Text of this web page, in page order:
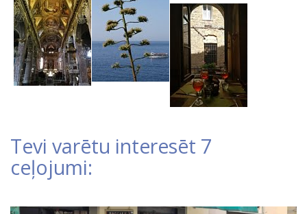
Tevi varētu interesēt 7
ceļojumi: